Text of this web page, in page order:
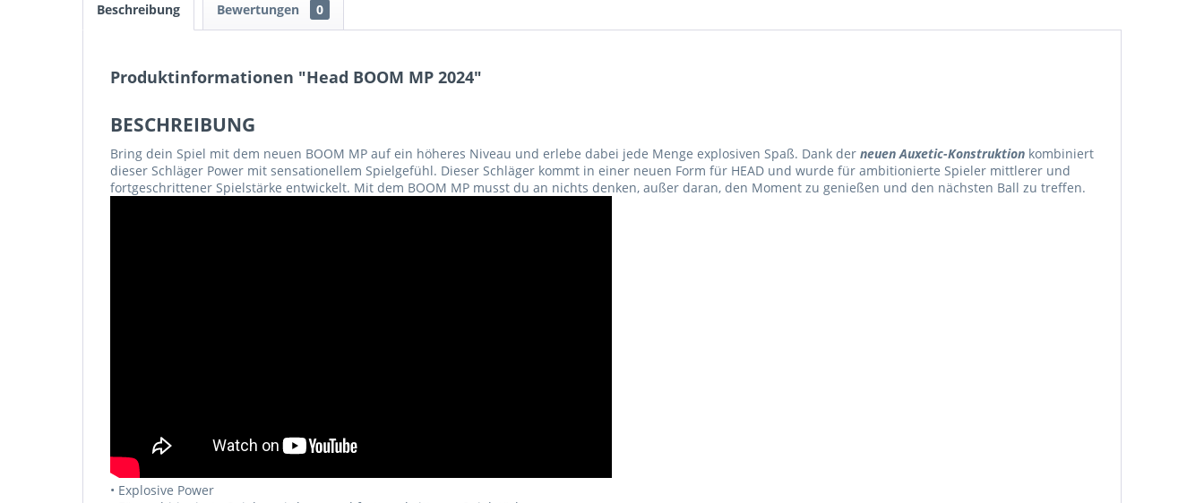
Beschreibung Bewertungen 0
Produktinformationen "Head BOOM MP 2024"
BESCHREIBUNG
Bring dein Spiel mit dem neuen BOOM MP auf ein höheres Niveau und erlebe dabei jede Menge explosiven Spaß. Dank der neuen Auxetic-Konstruktion kombiniert
dieser Schläger Power mit sensationellem Spielgefühl. Dieser Schläger kommt in einer neuen Form für HEAD und wurde für ambitionierte Spieler mittlerer und
fortgeschrittener Spielstärke entwickelt. Mit dem BOOM MP musst du an nichts denken, außer daran, den Moment zu genießen und den nächsten Ball zu treffen.
• Explosive Power